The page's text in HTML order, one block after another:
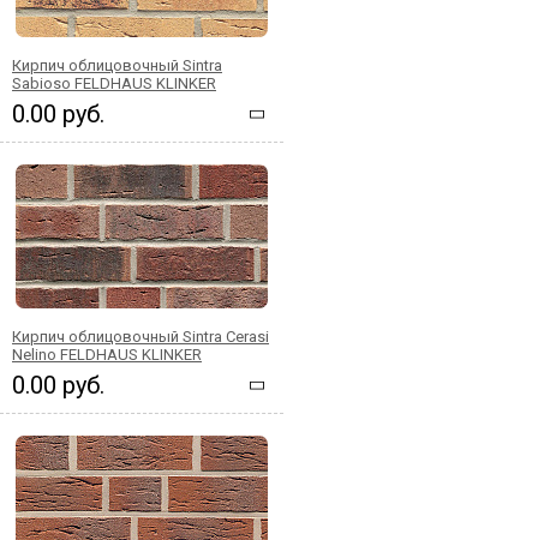
Кирпич облицовочный Sintra
Sabioso FELDHAUS KLINKER
0.00 руб.
Кирпич облицовочный Sintra Cerasi
Nelino FELDHAUS KLINKER
0.00 руб.